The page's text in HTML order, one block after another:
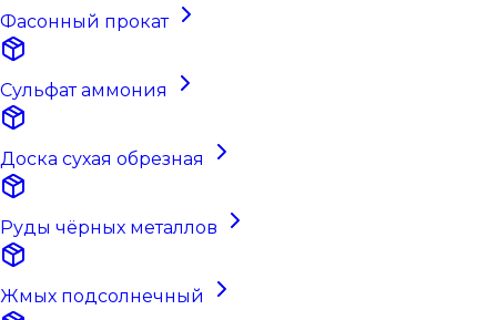
Фасонный прокат
Сульфат аммония
Доска сухая обрезная
Руды чёрных металлов
Жмых подсолнечный